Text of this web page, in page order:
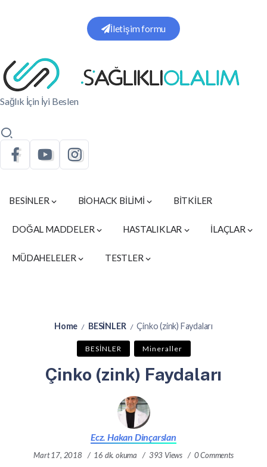
İletişim formu
Sağlık İçin İyi Beslen
BESİNLER BİOHACK BİLİMİ BİTKİLER
DOĞAL MADDELER HASTALIKLAR İLAÇLAR
MÜDAHELELER TESTLER
Home / BESİNLER / Çinko (zink) Faydaları
BESİNLER Mineraller
Çinko (zink) Faydaları
Ecz. Hakan Dinçarslan
Mart 17, 2018 16 dk. okuma 393 Views 0 Comments